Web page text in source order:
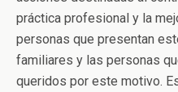
práctica profesional y la
personas que presentan
familiares y las personas
queridos por este motivo.